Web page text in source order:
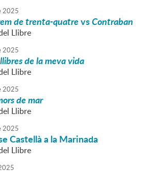
2025
de trenta-quatrevsContraban
Llibre
2025
de la meva vida
Llibre
2025
de mar
Llibre
2025
Castellà a la Marinada
Llibre